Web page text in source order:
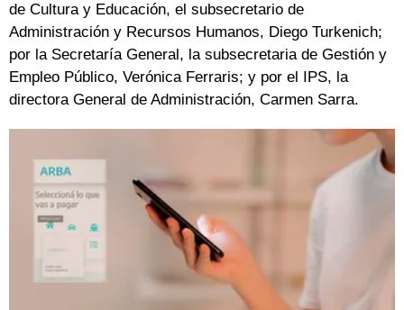
de Cultura y Educación, el subsecretario de
Administración y Recursos Humanos, Diego Turkenich;
por la Secretaría General, la subsecretaria de Gestión y
Empleo Público, Verónica Ferraris; y por el IPS, la
directora General de Administración, Carmen Sarra.